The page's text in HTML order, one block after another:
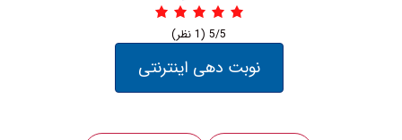
نوبت دهی اینترنتی